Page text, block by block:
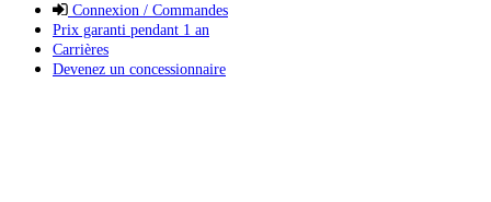
Connexion / Commandes
Prix garanti pendant 1 an
Carrières
Devenez un concessionnaire